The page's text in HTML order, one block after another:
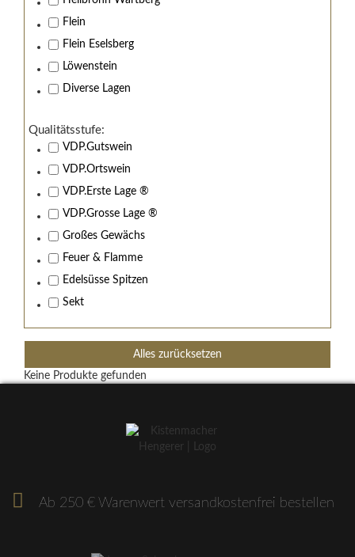
Flein
Flein Eselsberg
Löwenstein
Diverse Lagen
Qualitätsstufe:
VDP.Gutswein
VDP.Ortswein
VDP.Erste Lage ®
VDP.Grosse Lage ®
Großes Gewächs
Feuer & Flamme
Edelsüsse Spitzen
Sekt
Alles zurücksetzen
Keine Produkte gefunden
Ab 250 € Warenwert versandkostenfrei bestellen